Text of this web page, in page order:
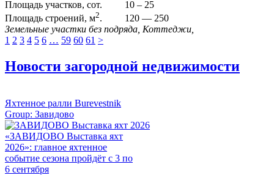
Площадь участков, сот.
10 – 25
Площадь строений, м2.
120 — 250
Земельные участки без подряда, Коттеджи,
1 2 3 4 5 6 … 59 60 61 >
Новости загородной недвижимости
Яхтенное ралли Burevestnik
Group: Завидово
«ЗАВИДОВО Выставка яхт
2026»: главное яхтенное
событие сезона пройдёт с 3 по
6 сентября